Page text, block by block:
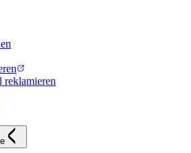
reklamieren